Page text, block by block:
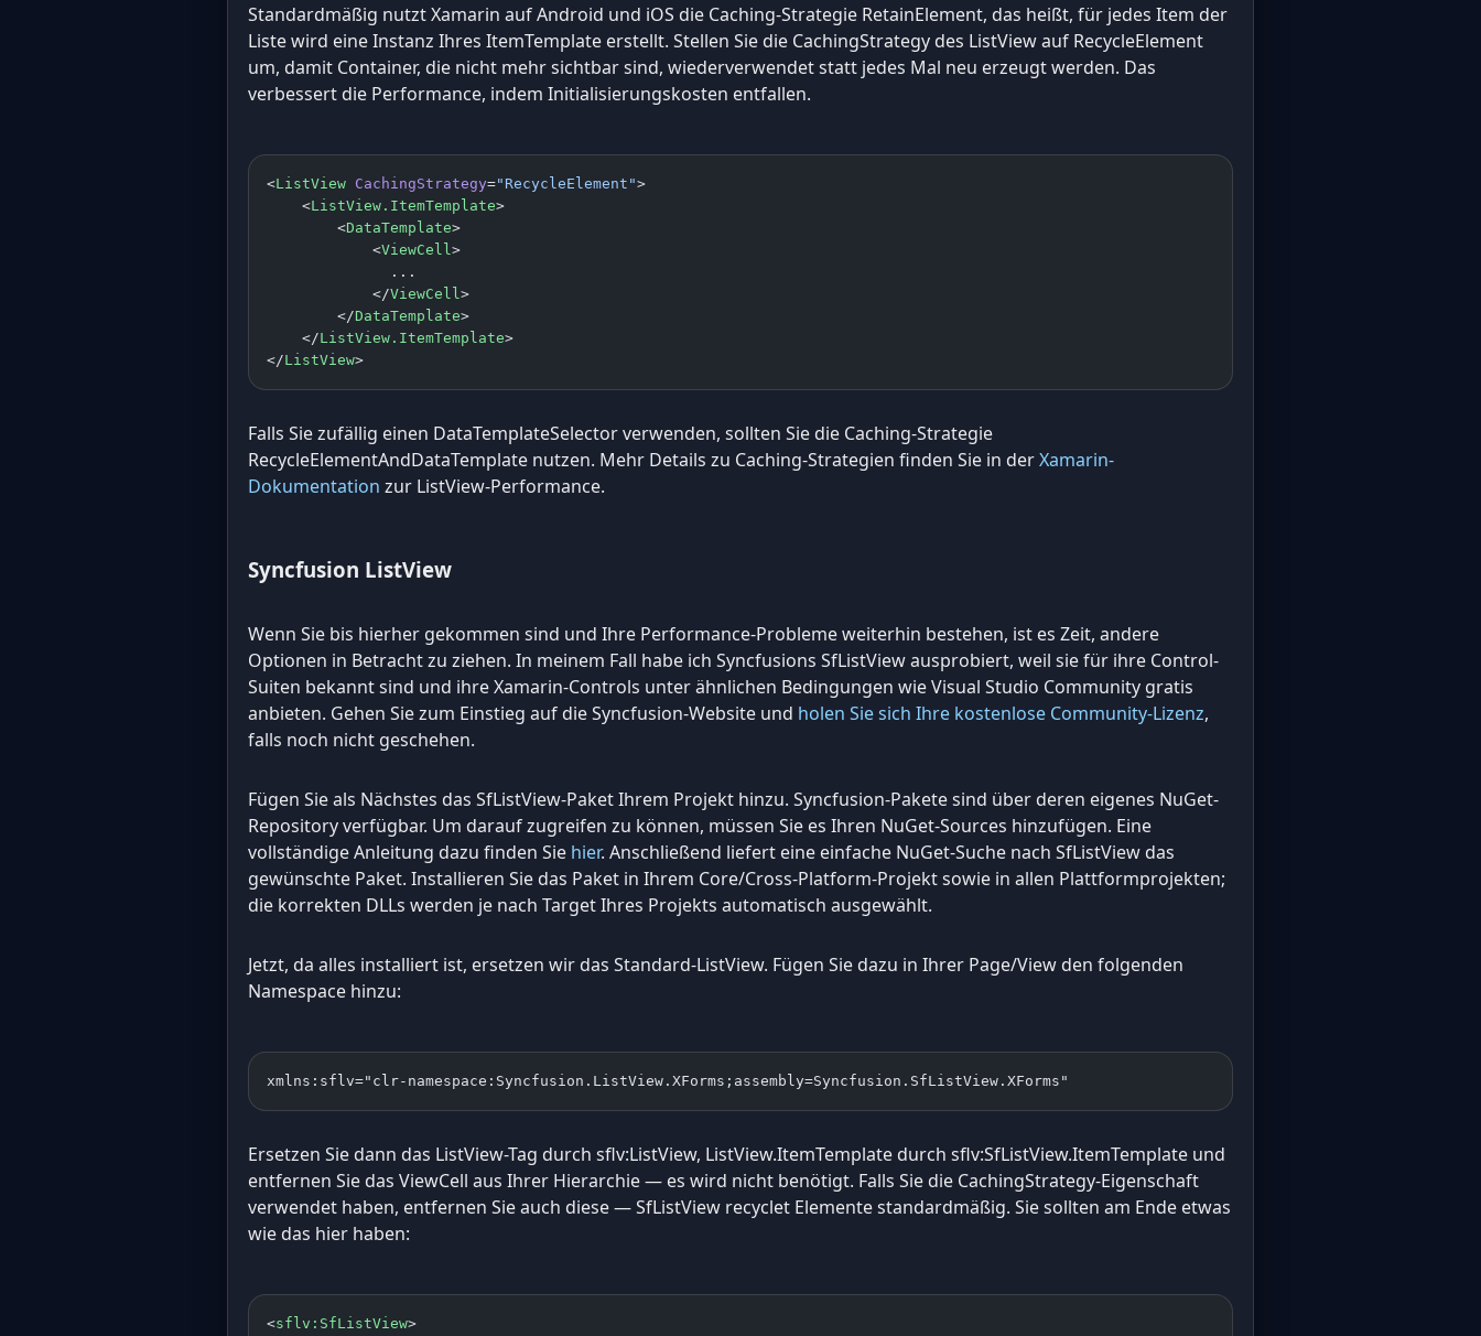
Standardmäßig nutzt Xamarin auf Android und iOS die Caching-Strategie RetainElement, das heißt, für jedes Item der
Liste wird eine Instanz Ihres ItemTemplate erstellt. Stellen Sie die CachingStrategy des ListView auf RecycleElement
um, damit Container, die nicht mehr sichtbar sind, wiederverwendet statt jedes Mal neu erzeugt werden. Das
verbessert die Performance, indem Initialisierungskosten entfallen.
<ListView CachingStrategy="RecycleElement">
    <
ListView.ItemTemplate>
        <
DataTemplate>
            <
ViewCell >
              ...
            </
ViewCell >
        </
DataTemplate>
    </
ListView.ItemTemplate>
</ListView>
Falls Sie zufällig einen DataTemplateSelector verwenden, sollten Sie die Caching-Strategie
RecycleElementAndDataTemplate nutzen. Mehr Details zu Caching-Strategien finden Sie in derXamarin-
Dokumentation zur ListView-Performance.
Syncfusion ListView
Wenn Sie bis hierher gekommen sind und Ihre Performance-Probleme weiterhin bestehen, ist es Zeit, andere
Optionen in Betracht zu ziehen. In meinem Fall habe ich Syncfusions SfListView ausprobiert, weil sie für ihre Control-
Suiten bekannt sind und ihre Xamarin-Controls unter ähnlichen Bedingungen wie Visual Studio Community gratis
anbieten. Gehen Sie zum Einstieg auf die Syncfusion-Website und holen Sie sich Ihre kostenlose Community-Lizenz,
falls noch nicht geschehen.
Fügen Sie als Nächstes das SfListView-Paket Ihrem Projekt hinzu. Syncfusion-Pakete sind über deren eigenes NuGet-
Repository verfügbar. Um darauf zugreifen zu können, müssen Sie es Ihren NuGet-Sources hinzufügen. Eine
vollständige Anleitung dazu finden Sie hier. Anschließend liefert eine einfache NuGet-Suche nach SfListView das
gewünschte Paket. Installieren Sie das Paket in Ihrem Core/Cross-Platform-Projekt sowie in allen Plattformprojekten;
die korrekten DLLs werden je nach Target Ihres Projekts automatisch ausgewählt.
Jetzt, da alles installiert ist, ersetzen wir das Standard-ListView. Fügen Sie dazu in Ihrer Page/View den folgenden
Namespace hinzu:
xmlns:sflv="clr-namespace:Syncfusion.ListView.XForms;assembly=Syncfusion.SfListView.XForms"
Ersetzen Sie dann das ListView-Tag durch sflv:ListView, ListView.ItemTemplate durch sflv:SfListView.ItemTemplate und
entfernen Sie das ViewCell aus Ihrer Hierarchie — es wird nicht benötigt. Falls Sie die CachingStrategy-Eigenschaft
verwendet haben, entfernen Sie auch diese — SfListView recyclet Elemente standardmäßig. Sie sollten am Ende etwas
wie das hier haben:
<sflv:SfListView>